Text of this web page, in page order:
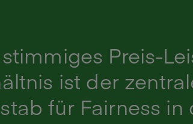
Preis-
ist der
für Fairness in